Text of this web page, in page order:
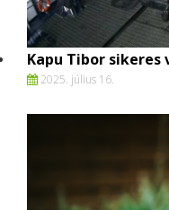
Kapu Tibor
2025. július 16.